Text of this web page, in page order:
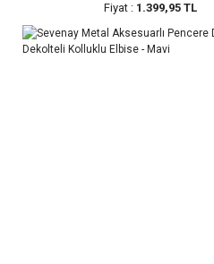
Fiyat : 1.399,95 TL